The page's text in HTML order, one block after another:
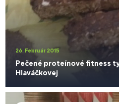
26. Február 2015
Pečené proteínové fitness
Hlaváčkovej